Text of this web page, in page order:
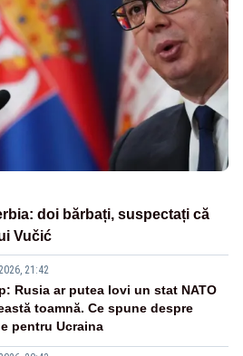
doi bărbați, suspectați că
Vučić
21:42
Rusia ar putea lovi un stat NATO
toamnă. Ce spune despre
pentru Ucraina